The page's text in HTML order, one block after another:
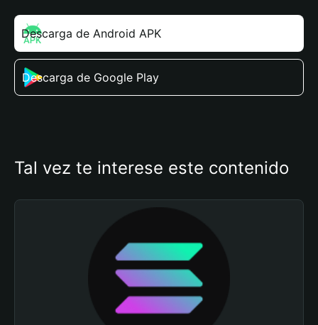
Descarga de Android APK
Descarga de Google Play
Tal vez te interese este contenido